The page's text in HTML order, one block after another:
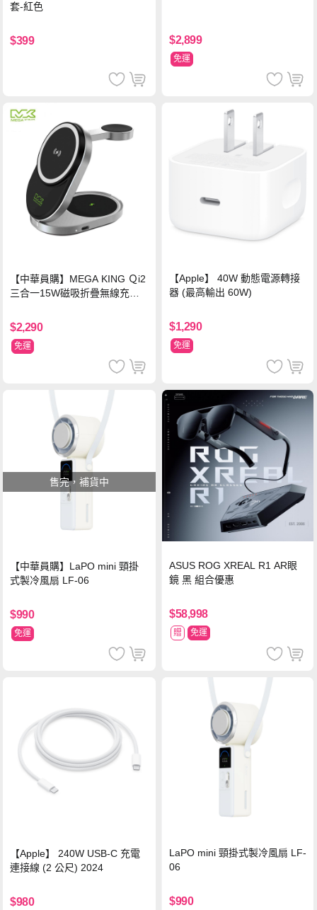
套-紅色
$399 $2,899
免運
【中華員購】MEGA KING Ｑi2
三合一15W磁吸折疊無線充電
$2,290
免運
【Apple】 40W 動態電源轉接
器 (最高輸出 60W)
$1,290
免運
售完，補貨中
【中華員購】LaPO mini 頸掛
式製冷風扇 LF-06
$990
免運
ASUS ROG XREAL R1 AR眼
鏡 黑 組合優惠
$58,998
贈 免運
【Apple】 240W USB-C 充電
連接線 (2 公尺) 2024
$980
LaPO mini 頸掛式製冷風扇 LF-
06
$990